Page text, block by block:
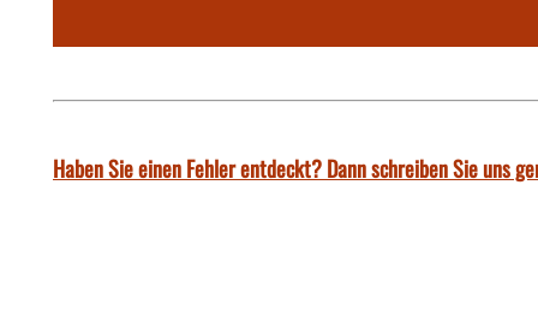
Haben Sie einen Fehler entdeckt? Dann schreiben Sie uns